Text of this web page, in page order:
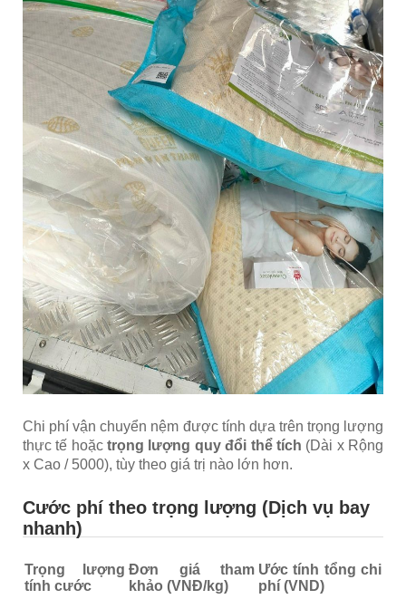
Chi phí vận chuyển nệm được tính dựa trên trọng lượng
thực tế hoặctrọng lượng quy đổi thể tích (Dài x Rộng
x Cao / 5000), tùy theo giá trị nào lớn hơn.
Cước phí theo trọng lượng (Dịch vụ bay
nhanh)
Trọng lượng
tính cước
Đơn giá tham
khảo (VNĐ/kg)
Ước tính tổng chi
phí (VND)